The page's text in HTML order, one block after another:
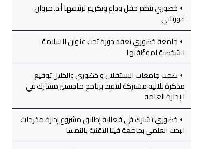
خضوري تنظم حفل وداع وتكريم لرئيسها أ.د. مروان
عورتاني
جامعة خضوري تعقد دورة تحت عنوان السلامة
الشخصية لموظّفيها
ضمت جامعات الاستقلال و خضوري والخليل توقيع
مذكرة ثلاثية مشتركة لتنفيذ برنامج ماجستير مشترك في
الإدارة العامة
خضوري تشارك في فعالية إطلاق مشروع إدارة مخرجات
البحث العلمي بجامعة فينا التقنية بالنمسا